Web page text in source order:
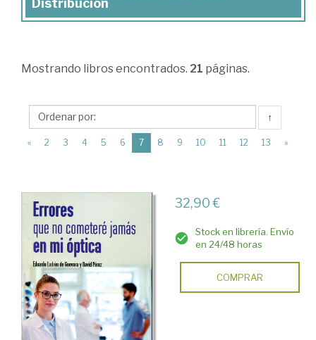
Empresa
publicidad
y
venta
>
>
Política
de
productos
y
precios.
Distribución
Distribución
Mostrando libros encontrados. 21 páginas.
↑
« 2 3 4 5 6 7(current)
8 9 10 11 12 13 »
32,90 €
Stock en librería. Envío
en 24/48 horas
COMPRAR